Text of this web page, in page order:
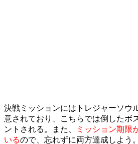
決戦ミッションにはトレジャーソウ
意されており、こちらでは倒したボ
ントされる。また、
ミッション期限
いるので、忘れずに両方達成しよう。